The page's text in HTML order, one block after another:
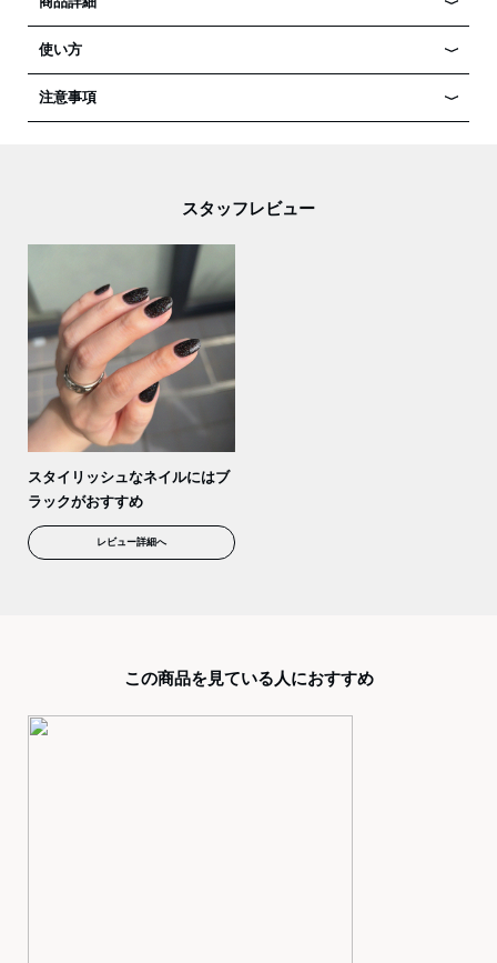
使い方
注意事項
スタッフレビュー
スタイリッシュなネイルにはブ
ラックがおすすめ
レビュー詳細へ
この商品を見ている人におすすめ